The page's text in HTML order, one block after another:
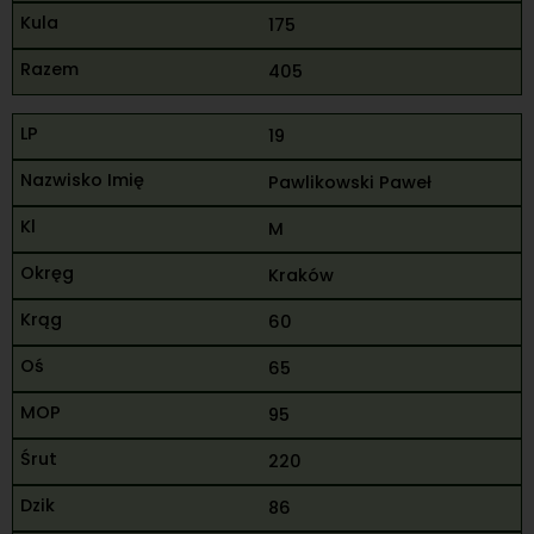
175
405
19
Pawlikowski Paweł
M
Kraków
60
65
95
220
86